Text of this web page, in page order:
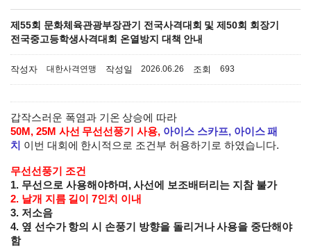
제55회 문화체육관광부장관기 전국사격대회 및 제50회 회장기
전국중고등학생사격대회 온열방지 대책 안내
작성자 대한사격연맹 작성일 2026.06.26 조회 693
갑작스러운 폭염과 기온 상승에 따라
50M, 25M 사선 무선선풍기 사용, 아이스 스카프, 아이스 패
치 이번 대회에 한시적으로 조건부 허용하기로 하였습니다.
무선선풍기 조건
1. 무선으로 사용해야하며, 사선에 보조배터리는 지참 불가
2. 날개 지름 길이 7인치 이내
3. 저소음
4. 옆 선수가 항의 시 손풍기 방향을 돌리거나 사용을 중단해야
함